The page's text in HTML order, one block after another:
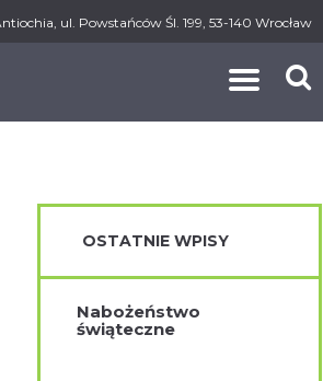
ul. Powstańców Śl. 199, 53-140 Wrocław
OSTATNIE WPISY
Nabożeństwo
świąteczne